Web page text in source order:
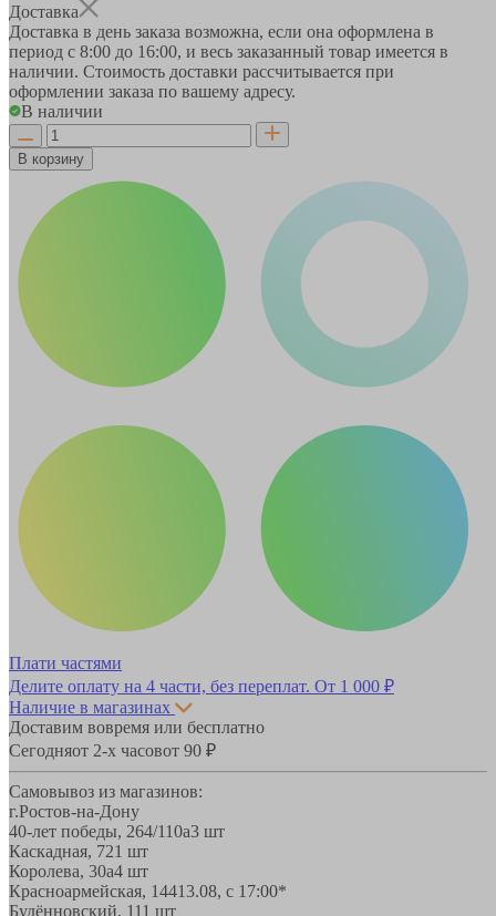
Доставка
Доставка в день заказа возможна, если она оформлена в
период с 8:00 до 16:00, и весь заказанный товар имеется в
наличии. Стоимость доставки рассчитывается при
оформлении заказа по вашему адресу.
В наличии
В корзину
Плати частями
Делите оплату на 4 части, без переплат. От 1 000 ₽
Наличие в магазинах
Доставим вовремя или бесплатно
Сегодняот 2-х часовот 90 ₽
Самовывоз из магазинов:
г.Ростов-на-Дону
40-лет победы, 264/110а3 шт
Каскадная, 721 шт
Королева, 30а4 шт
Красноармейская, 14413.08, с 17:00*
Будённовский, 111 шт